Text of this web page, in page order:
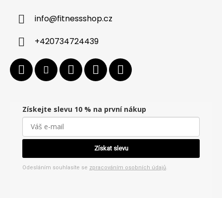
info@fitnessshop.cz
+420734724439
Získejte slevu 10 % na první nákup
Získat slevu
Odesláním souhlasíte se zpracováním osobních údajů